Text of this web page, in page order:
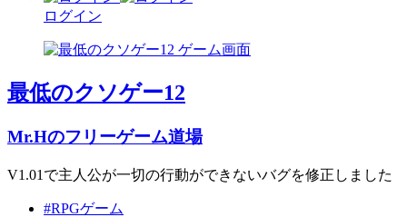
ログイン
最低のクソゲー12
Mr.Hのフリーゲーム道場
V1.01で主人公が一切の行動ができないバグを修正しました
#RPGゲーム